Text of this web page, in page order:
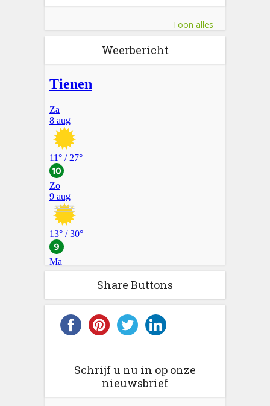
Toon alles
Weerbericht
Share Buttons
Schrijf u nu in op onze
nieuwsbrief